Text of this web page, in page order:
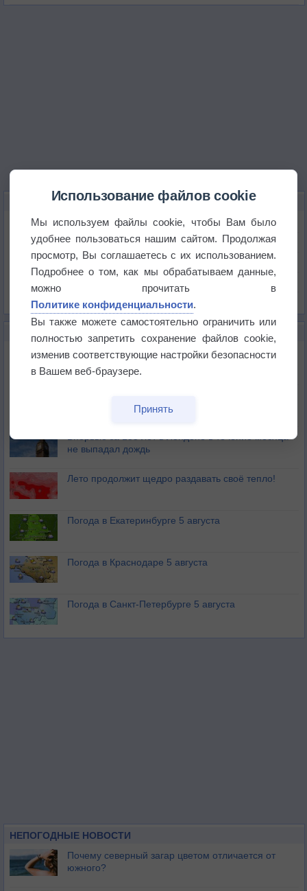
КАРТЫ ПОГОДЫ В ДАРХАН-УУЛЕ
Температура
Давление
Осадки
Список всех карт
Дневная температура воздуха в ОАЭ превысила
+51°
Впервые за 155 лет в Лондоне в течение месяца
не выпадал дождь
Лето продолжит щедро раздавать своё тепло!
Погода в Екатеринбурге 5 августа
Погода в Краснодаре 5 августа
Погода в Санкт-Петербурге 5 августа
НЕПОГОДНЫЕ НОВОСТИ
Почему северный загар цветом отличается от
южного?
Использование файлов cookie
Мы используем файлы cookie, чтобы Вам было
удобнее пользоваться нашим сайтом. Продолжая
просмотр, Вы соглашаетесь с их использованием.
Подробнее о том, как мы обрабатываем данные,
можно прочитать в
Политике конфиденциальности.
Вы также можете самостоятельно ограничить или
полностью запретить сохранение файлов cookie,
изменив соответствующие настройки безопасности
в Вашем веб-браузере.
Принять